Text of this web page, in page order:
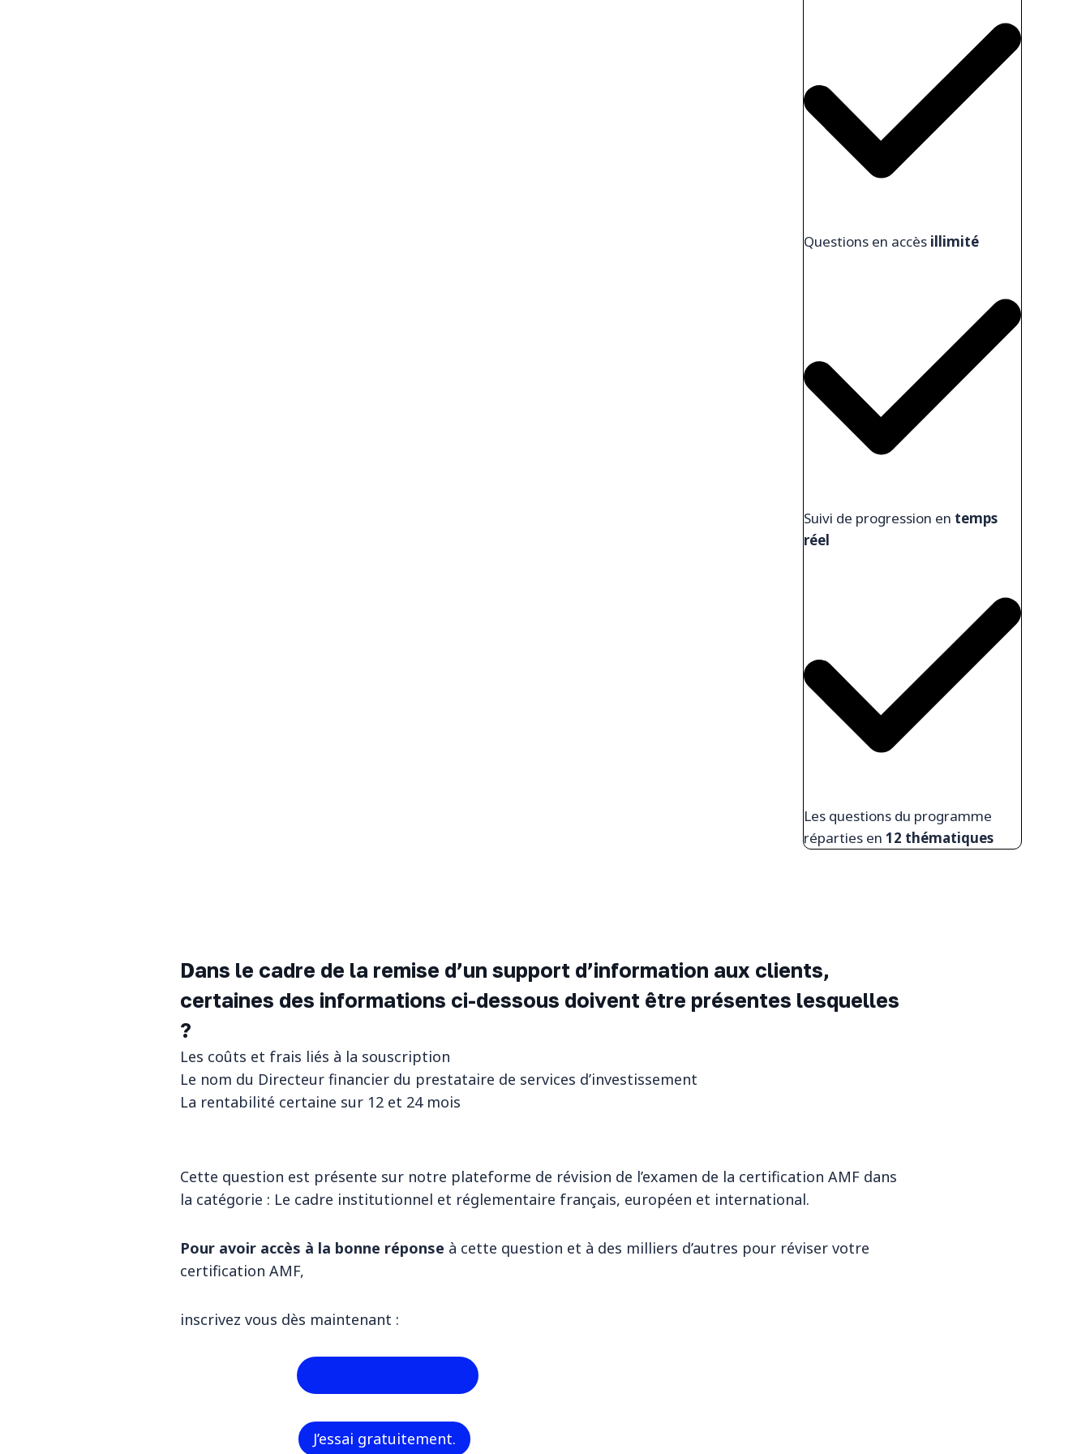
Questions en accès illimité
Suivi de progression en temps
réel
Les questions du programme
réparties en 12 thématiques
Dans le cadre de la remise d’un support d’information aux clients,
certaines des informations ci-dessous doivent être présentes lesquelles
?
Les coûts et frais liés à la souscription
Le nom du Directeur financier du prestataire de services d’investissement
La rentabilité certaine sur 12 et 24 mois
Cette question est présente sur notre plateforme de révision de l’examen de la certification AMF dans
la catégorie : Le cadre institutionnel et réglementaire français, européen et international.
Pour avoir accès à la bonne réponse à cette question et à des milliers d’autres pour réviser votre
certification AMF,
inscrivez vous dès maintenant :
J’essai gratuitement.